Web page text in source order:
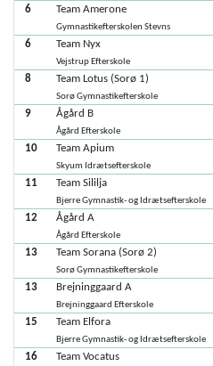
6 Team Amerone
Gymnastikefterskolen Stevns
6 Team Nyx
Vejstrup Efterskole
8 Team Lotus (Sorø 1)
Sorø Gymnastikefterskole
9 Ågård B
Ågård Efterskole
10 Team Apium
Skyum Idrætsefterskole
11 Team Sililja
Bjerre Gymnastik- og Idrætsefterskole
12 Ågård A
Ågård Efterskole
13 Team Sorana (Sorø 2)
Sorø Gymnastikefterskole
13 Brejninggaard A
Brejninggaard Efterskole
15 Team Elfora
Bjerre Gymnastik- og Idrætsefterskole
16 Team Vocatus